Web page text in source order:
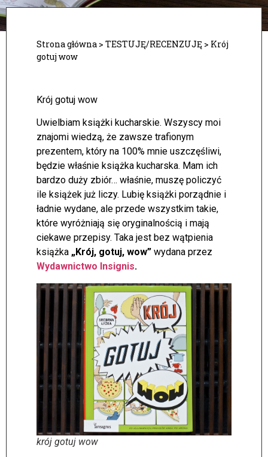
Strona główna > TESTUJĘ/RECENZUJĘ > Krój
gotuj wow
Krój gotuj wow
Uwielbiam książki kucharskie. Wszyscy moi
znajomi wiedzą, że zawsze trafionym
prezentem, który na 100% mnie uszczęśliwi,
będzie właśnie książka kucharska. Mam ich
bardzo duży zbiór… właśnie, muszę policzyć
ile książek już liczy. Lubię książki porządnie i
ładnie wydane, ale przede wszystkim takie,
które wyróżniają się oryginalnością i mają
ciekawe przepisy. Taka jest bez wątpienia
książka „Krój, gotuj, wow” wydana przez
Wydawnictwo Insignis.
krój gotuj wow